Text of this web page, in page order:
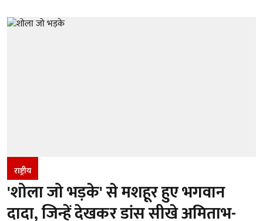
राष्ट्रीय
'शोला जो भड़के' से मशहूर हुए भगवान
दादा, जिन्हें देखकर डांस सीखे अमिताभ-